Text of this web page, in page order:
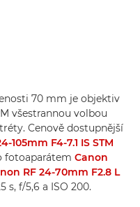
70 mm je objektiv
všestrannou volbou
Cenově dostupnější
105mm F4-7.1 IS STM
fotoaparátem Canon
RF 24-70mm F2.8 L
s, f/5,6 a ISO 200.